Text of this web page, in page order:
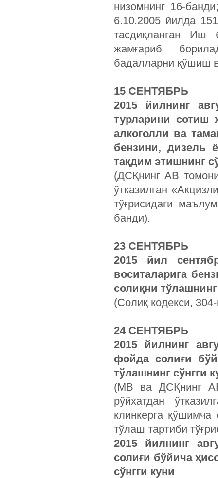
низомнинг 16-
6.10.2005 йилда
тасдиқланган Иш
жамғариб
бадалларни қўшиш
15 СЕНТЯБРЬ
2015 йилнинг
турларини сотиш
алкоголли ва
бензини, дизель
тақдим этишнинг
(ДСҚнинг АВ
ўтказилган
тўғрисидаги
банди).
23 СЕНТЯБРЬ
2015 йил
воситаларига
солиқни тўлашнинг
(Солиқ кодекси,
24 СЕНТЯБРЬ
2015 йилнинг
фойда солиғи
тўлашнинг сўнгги
(МВ ва ДСҚнинг
рўйхатдан
клинкерга
тўлаш тартиби
2015 йилнинг
солиғи бўйича
сўнгги куни